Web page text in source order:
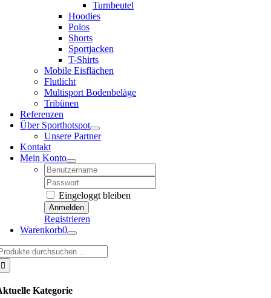
Turnbeutel
Hoodies
Polos
Shorts
Sportjacken
T-Shirts
Mobile Eisflächen
Flutlicht
Multisport Bodenbeläge
Tribünen
Referenzen
Über Sporthotspot
Unsere Partner
Kontakt
Mein Konto
Username:
Password:
Eingeloggt bleiben
Registrieren
Warenkorb0
Kategorie